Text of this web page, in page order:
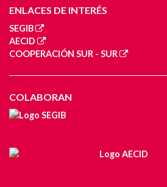
ENLACES DE INTERÉS
SEGIB
AECID
COOPERACIÓN SUR - SUR
COLABORAN